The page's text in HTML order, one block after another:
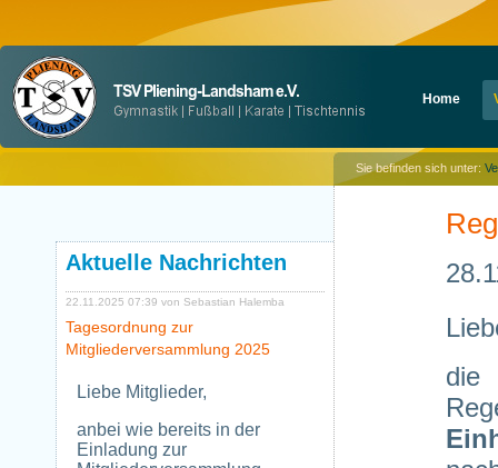
überspringen
Home
Sie befinden sich unter:
Aktuelle Nachrichten
22.11.2025 07:39 von Sebastian Halemba
Tagesordnung zur
Mitgliederversammlung 2025
Liebe Mitglieder,
anbei wie bereits in der
Einladung zur
die